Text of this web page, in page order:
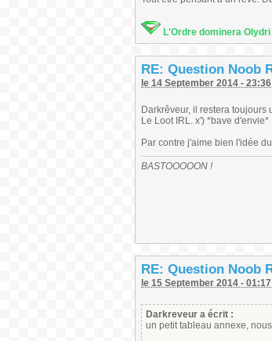
L'Ordre dominera
RE: Question Noob
le 14 September 2014 - 23:36
Darkrêveur, il restera
Le Loot IRL. x') *bave d'envie*
Par contre j'aime bien l'idée
BASTOOOOON !
RE: Question Noob
le 15 September 2014 - 01:17
Darkreveur a écrit :
un petit tableau annexe,